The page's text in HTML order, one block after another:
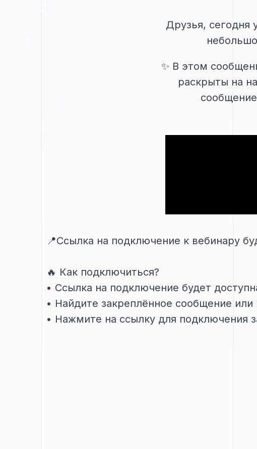
Друзья, сегодня
✨ В этом
раскрыты на
📍Ссылка на подключение к вебинару
🔥 Как подключиться?
•⁠ ⁠Ссылка на подключение будет
•⁠ ⁠Найдите закреплённое сообщение
•⁠ ⁠Нажмите на ссылку для подключения